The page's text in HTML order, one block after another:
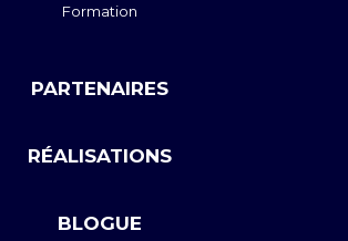
Formation
PARTENAIRES
RÉALISATIONS
BLOGUE